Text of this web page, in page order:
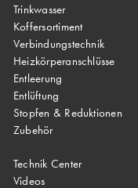
Trinkwasser
Koffersortiment
Verbindungstechnik
Heizkörperanschlüsse
Entleerung
Entlüftung
Stopfen & Reduktionen
Zubehör
Technik Center
Videos